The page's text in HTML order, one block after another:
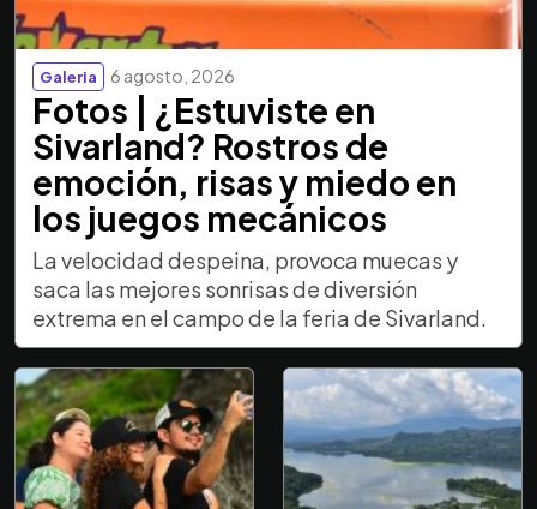
Galeria 6 agosto, 2026
Fotos | ¿Estuviste en
Sivarland? Rostros de
emoción, risas y miedo en
los juegos mecánicos
La velocidad despeina, provoca muecas y
saca las mejores sonrisas de diversión
extrema en el campo de la feria de Sivarland.